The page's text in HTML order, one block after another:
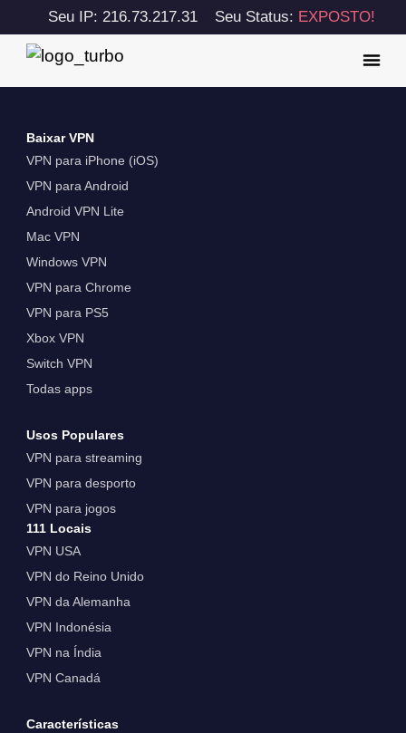
Seu IP: 216.73.217.31 Seu Status: EXPOSTO!
Baixar VPN
VPN para iPhone (iOS)
VPN para Android
Android VPN Lite
Mac VPN
Windows VPN
VPN para Chrome
VPN para PS5
Xbox VPN
Switch VPN
Todas apps
Usos Populares
VPN para streaming
VPN para desporto
VPN para jogos
111 Locais
VPN USA
VPN do Reino Unido
VPN da Alemanha
VPN Indonésia
VPN na Índia
VPN Canadá
Características